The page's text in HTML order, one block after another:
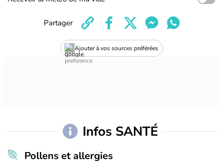
Ajouter à vos sources préférées
Partager
Infos SANTÉ
Pollens et allergies